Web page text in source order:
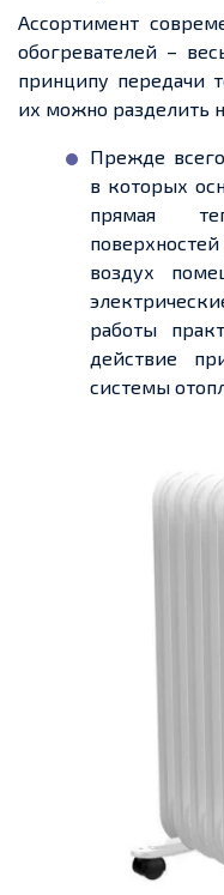
Ассортимент
обогревателей –
принципу передачи
их можно разделить
Прежде
в которых
прямая
воздух
работы
действие
системы